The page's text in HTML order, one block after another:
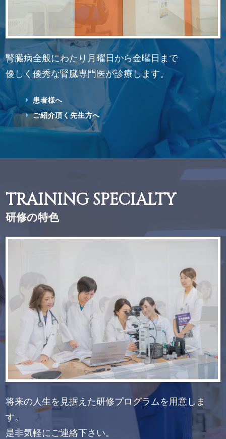
腎臓病全般にわたり月曜日から金曜日まで
優しく優秀な腎臓専門医が診療します。
患者様へ
ご紹介頂く先生方へ
TRAINING SPECIALTY
研修の特色
将来の人生を見据えた研修プログラムを用意しま
す。
是非気軽にご連絡下さい。